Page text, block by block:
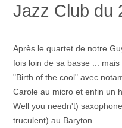
Jazz Club du
Après le quartet de notre
fois loin de sa basse ...
"Birth of the cool" avec
Carole au micro et enfin un
Well you needn't)
truculent) au Baryton